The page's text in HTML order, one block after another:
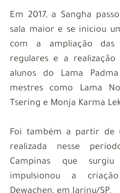
Em 2017, a Sangha
sala maior e se iniciou
com a ampliação das
regulares e a
alunos do Lama
mestres como Lama
Tsering e Monja Karma
Foi também a partir de
realizada nesse
Campinas que
impulsionou a